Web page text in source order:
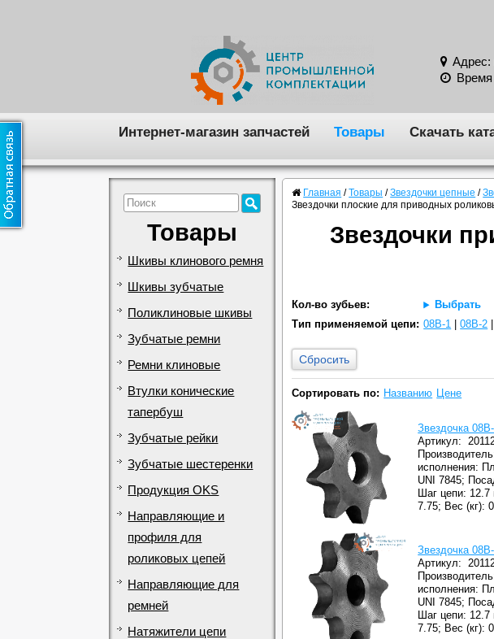
Адрес:
Интернет-магазин запчастей Товары Скачать
Товары
Шкивы клинового ремня
Шкивы зубчатые
Поликлиновые шкивы
Зубчатые ремни
Ремни клиновые
Втулки конические
тапербуш
Зубчатые рейки
Зубчатые шестеренки
Продукция OKS
Направляющие и
профиля для
роликовых цепей
Направляющие для
ремней
Натяжители цепи
Главная / Товары / Звездочки цепные /
Звездочки плоские для приводных
Звездочки
Кол-во зубьев:
Выбрать
Тип применяемой цепи: 08B-1 |08B-2
Сбросить
Сортировать по: Названию Цене
Звездочка
Артикул:
исполнения:
UNI 7845;
Шаг цепи:
7.75; Вес (кг):
Звездочка
Артикул:
исполнения:
UNI 7845;
Шаг цепи:
7.75; Вес (кг):